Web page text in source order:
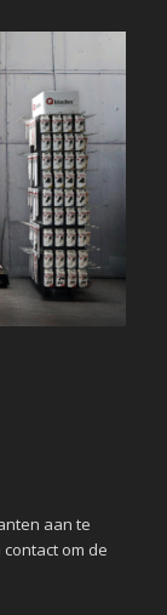
aan te
om de